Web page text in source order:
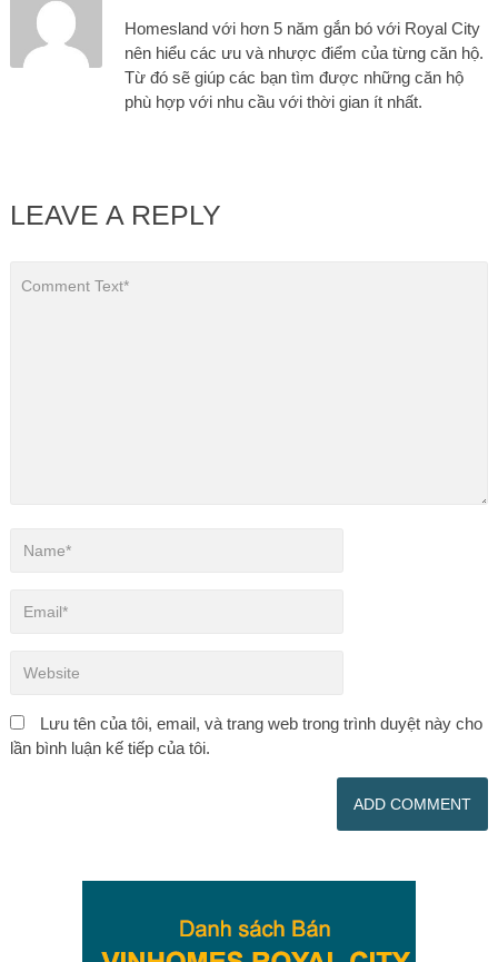
Homesland với hơn 5 năm gắn bó với Royal City
nên hiểu các ưu và nhược điểm của từng căn hộ.
Từ đó sẽ giúp các bạn tìm được những căn hộ
phù hợp với nhu cầu với thời gian ít nhất.
LEAVE A REPLY
Lưu tên của tôi, email, và trang web trong trình duyệt này cho
lần bình luận kế tiếp của tôi.